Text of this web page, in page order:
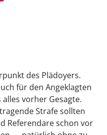
des Plädoyers.
für den Angeklagten
vorher Gesagte.
Strafe sollten
Referendare schon vor